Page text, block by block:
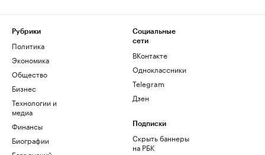
Рубрики
Политика
Экономика
Общество
Бизнес
Технологии и
медиа
Финансы
Биографии
Социальные
сети
ВКонтакте
Одноклассники
Telegram
Дзен
Подписки
Скрыть баннеры
на РБК